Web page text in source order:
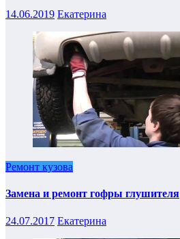
14.06.2019 Екатерина
Ремонт кузова
Замена и ремонт гофры глушителя
24.07.2017 Екатерина